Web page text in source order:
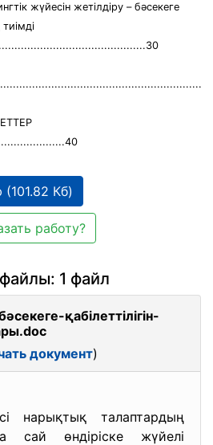
жүйесін жетілдіру – бәсекеге
Кб)
работу?
1 файл
қабілеттілігін-
документ)
нарықтық талаптардың
сай өндіріске жүйелі